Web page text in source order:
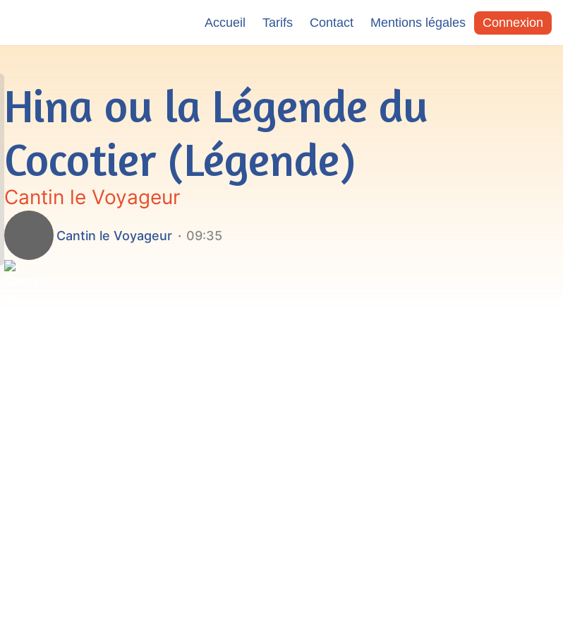
Accueil Tarifs Contact Mentions légales Connexion
Hina ou la Légende du
Cocotier (Légende)
Cantin le Voyageur
Cantin le Voyageur 09:35